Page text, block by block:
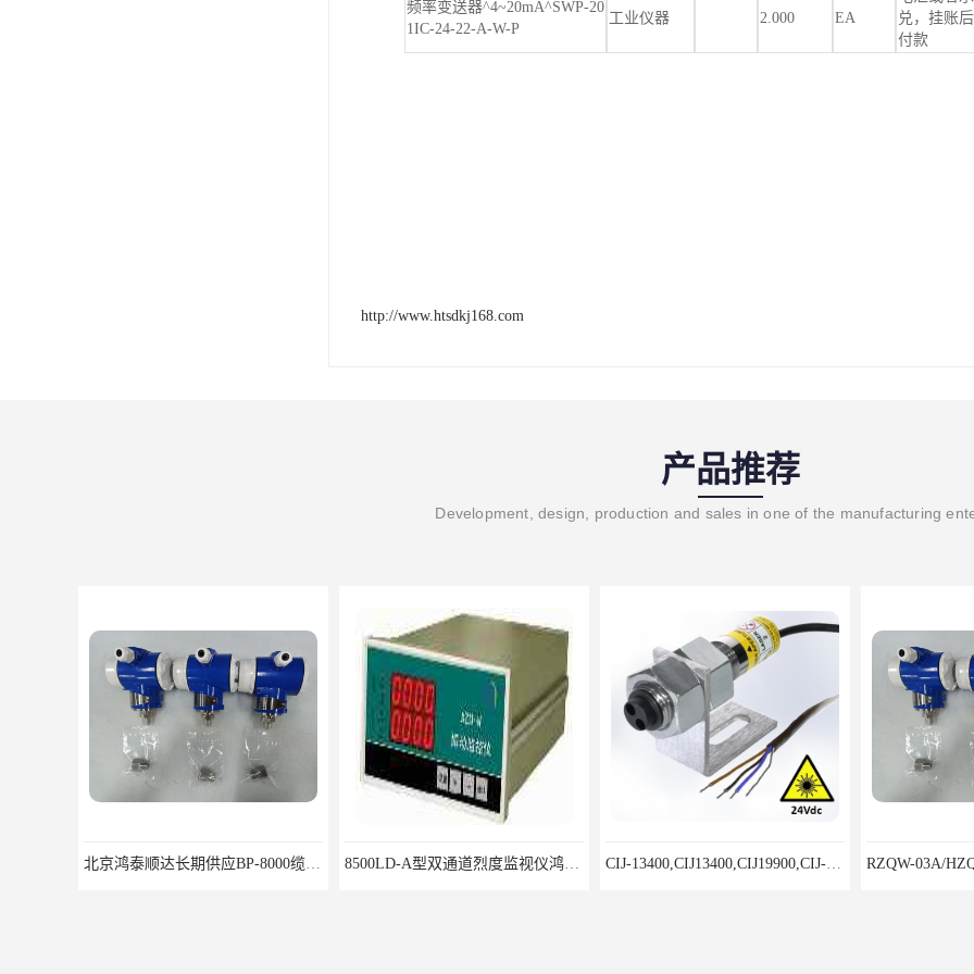
频率变送器^4~20mA^SWP-20
1IC-24-22-A-W-P
工业仪器 2.000 EA
兑，挂账后
付款
http://www.htsdkj168.com
产品推荐
Development, design, production and sales in one of the manufacturing
北京鸿泰顺达长期供应BP-8000缆式液位计，0-5米现场显示；BP-8000缆式液位计，0-5米现场显示询价电话 8500LD-A型双通道烈度监视仪鸿泰产品性价比好 CIJ-13400,CIJ13400,CIJ19900,CIJ-19200,CIJI3500Y转速传感器